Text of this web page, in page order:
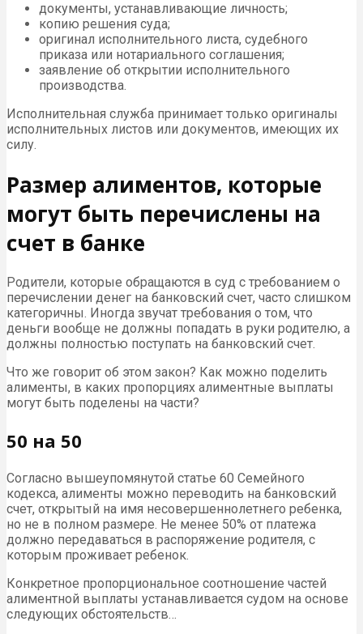
документы, устанавливающие личность;
копию решения суда;
оригинал исполнительного листа, судебного
приказа или нотариального соглашения;
заявление об открытии исполнительного
производства.
Исполнительная служба принимает только оригиналы
исполнительных листов или документов, имеющих их
силу.
Размер алиментов, которые
могут быть перечислены на
счет в банке
Родители, которые обращаются в суд с требованием о
перечислении денег на банковский счет, часто слишком
категоричны. Иногда звучат требования о том, что
деньги вообще не должны попадать в руки родителю, а
должны полностью поступать на банковский счет.
Что же говорит об этом закон? Как можно поделить
алименты, в каких пропорциях алиментные выплаты
могут быть поделены на части?
50 на 50
Согласно вышеупомянутой статье 60 Семейного
кодекса, алименты можно переводить на банковский
счет, открытый на имя несовершеннолетнего ребенка,
но не в полном размере. Не менее 50% от платежа
должно передаваться в распоряжение родителя, с
которым проживает ребенок.
Конкретное пропорциональное соотношение частей
алиментной выплаты устанавливается судом на основе
следующих обстоятельств…